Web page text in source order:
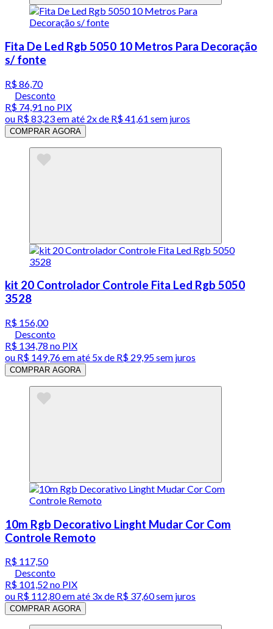
Fita De Led Rgb 5050 10 Metros Para Decoração
s/ fonte
R$ 86,70
Desconto
R$ 74,91 no PIX
ou R$ 83,23em até 2x de R$ 41,61 sem juros
COMPRAR AGORA
kit 20 Controlador Controle Fita Led Rgb 5050
3528
R$ 156,00
Desconto
R$ 134,78 no PIX
ou R$ 149,76em até 5x de R$ 29,95 sem juros
COMPRAR AGORA
10m Rgb Decorativo Linght Mudar Cor Com
Controle Remoto
R$ 117,50
Desconto
R$ 101,52 no PIX
ou R$ 112,80em até 3x de R$ 37,60 sem juros
COMPRAR AGORA